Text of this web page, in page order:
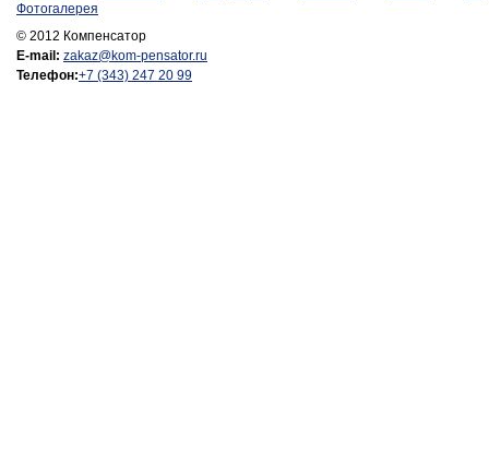
Фотогалерея
© 2012 Компенсатор
E-mail: zakaz@kom-pensator.ru
Телефон:+7 (343) 247 20 99